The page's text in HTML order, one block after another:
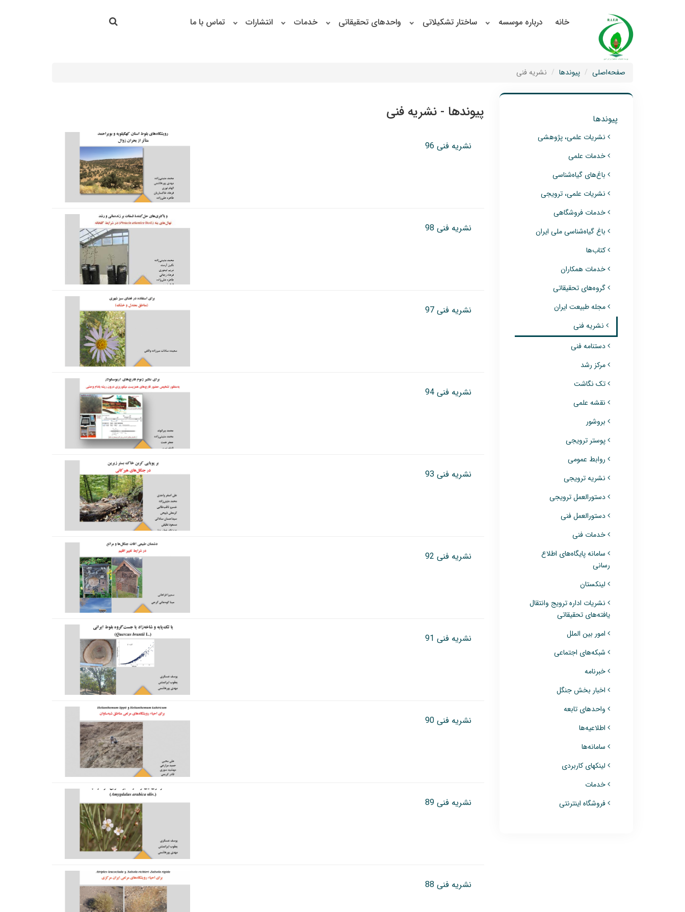
خانه درباره موسسه ساختار تشکیلاتی واحدهای تحقیقاتی خدمات انتشارات تماس با ما جستجو
صفحه‌اصلی پیوندها نشریه فنی
پیوندها - نشریه فنی
نشریه فنی 96
نشریه فنی 98
نشریه فنی 97
نشریه فنی 94
نشریه فنی 93
نشریه فنی 92
نشریه فنی 91
نشریه فنی 90
نشریه فنی 89
نشریه فنی 88
پیوندها
نشریات علمی، پژوهشی
خدمات علمی
باغ‌های گیاه‌شناسی
نشریات علمی، ترویجی
خدمات فروشگاهی
باغ گیاه‌شناسی ملی ایران
کتاب‌ها
خدمات همکاران
گروه‌های تحقیقاتی
مجله طبیعت ایران
نشریه فنی
دستنامه فنی
مرکز رشد
تک نگاشت
نقشه علمی
بروشور
پوستر ترویجی
روابط عمومی
نشریه ترویجی
دستورالعمل ترویجی
دستورالعمل فنی
خدمات فنی
سامانه پایگاه‌های اطلاع
رسانی
لینکستان
نشریات اداره ترویج وانتقال
یافته‌های تحقیقاتی
امور بین الملل
شبکه‌های اجتماعی
خبرنامه
اخبار بخش جنگل
واحدهای تابعه
اطلاعیه‌ها
سامانه‌ها
لینکهای کاربردی
خدمات
فروشگاه اینترنتی